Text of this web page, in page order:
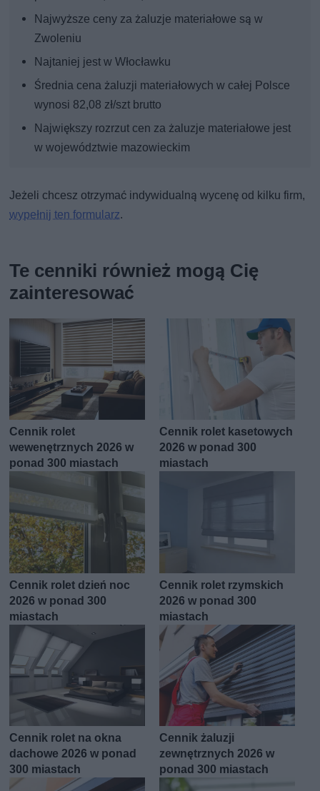
Najwyższe ceny za żaluzje materiałowe są w
Zwoleniu
Najtaniej jest w Włocławku
Średnia cena żaluzji materiałowych w całej Polsce
wynosi 82,08 zł/szt brutto
Największy rozrzut cen za żaluzje materiałowe jest
w województwie mazowieckim
Jeżeli chcesz otrzymać indywidualną wycenę od kilku firm,
wypełnij ten formularz.
Te cenniki również mogą Cię
zainteresować
Cennik rolet
wewenętrznych 2026 w
ponad 300 miastach
Cennik rolet kasetowych
2026 w ponad 300
miastach
Cennik rolet dzień noc
2026 w ponad 300
miastach
Cennik rolet rzymskich
2026 w ponad 300
miastach
Cennik rolet na okna
dachowe 2026 w ponad
300 miastach
Cennik żaluzji
zewnętrznych 2026 w
ponad 300 miastach